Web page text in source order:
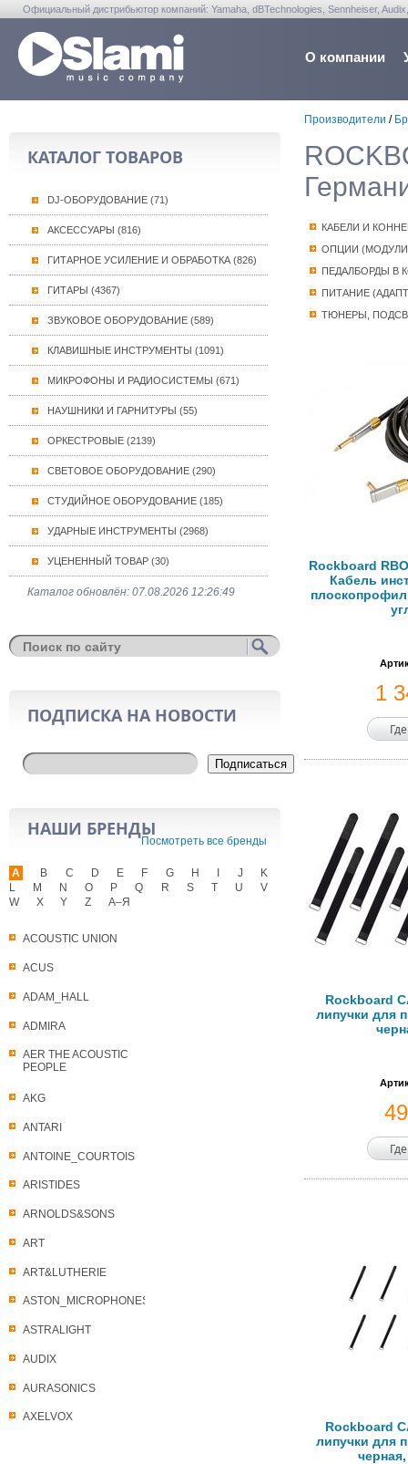
Официальный дистрибьютор компаний: Yamaha, dBTechnologies, Sennheiser,
О компании
КАТАЛОГ ТОВАРОВ
DJ-ОБОРУДОВАНИЕ (71)
АКСЕССУАРЫ (816)
ГИТАРНОЕ УСИЛЕНИЕ И ОБРАБОТКА (826)
ГИТАРЫ (4367)
ЗВУКОВОЕ ОБОРУДОВАНИЕ (589)
КЛАВИШНЫЕ ИНСТРУМЕНТЫ (1091)
МИКРОФОНЫ И РАДИОСИСТЕМЫ (671)
НАУШНИКИ И ГАРНИТУРЫ (55)
ОРКЕСТРОВЫЕ (2139)
СВЕТОВОЕ ОБОРУДОВАНИЕ (290)
СТУДИЙНОЕ ОБОРУДОВАНИЕ (185)
УДАРНЫЕ ИНСТРУМЕНТЫ (2968)
УЦЕНЕННЫЙ ТОВАР (30)
Каталог обновлён: 07.08.2026 12:26:49
ПОДПИСКА НА НОВОСТИ
Подписаться
НАШИ БРЕНДЫ
Посмотреть все бренды
A
ACOUSTIC UNION
ACUS
ADAM_HALL
ADMIRA
AER THE ACOUSTIC
PEOPLE
AKG
ANTARI
ANTOINE_COURTOIS
ARISTIDES
ARNOLDS&SONS
ART
ART&LUTHERIE
ASTON_MICROPHONES
ASTRALIGHT
AUDIX
AURASONICS
AXELVOX
B C D E F G H J
K
L
M N O P Q R S T U
V
W
X Y Z А–Я
Производители /
КАБЕЛИ И
ОПЦИИ
ПЕДАЛБОРДЫ В
ПИТАНИЕ
ТЮНЕРЫ,
Rockboard
Кабель
1
Rockboard
липучки для
Rockboard
липучки для